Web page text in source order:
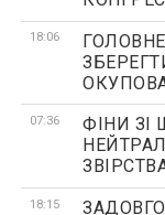
18:06
07:36
ФІНИ
18:15